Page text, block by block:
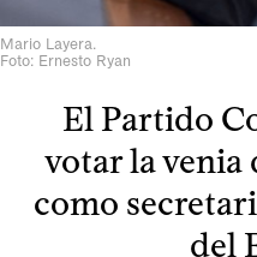
Mario Layera.
Foto: Ernesto Ryan
El Partido
votar la venia
como
del